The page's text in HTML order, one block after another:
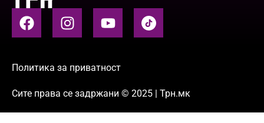
Политика за приватност
Сите права се задржани © 2025 | Трн.мк